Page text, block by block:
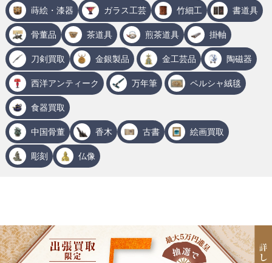
蒔絵・漆器 ガラス工芸 竹細工 書道具
骨董品 茶道具 煎茶道具 掛軸
刀剣買取 金銀製品 金工芸品 陶磁器
西洋アンティーク 万年筆 ペルシャ絨毯
食器買取
中国骨董 香木 古書 絵画買取
彫刻 仏像